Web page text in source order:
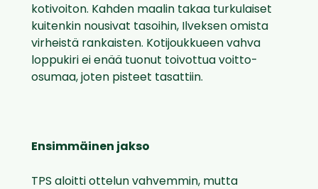
kotivoiton. Kahden maalin takaa turkulaiset
kuitenkin nousivat tasoihin, Ilveksen omista
virheistä rankaisten. Kotijoukkueen vahva
loppukiri ei enää tuonut toivottua voitto-
osumaa, joten pisteet tasattiin.
Ensimmäinen jakso
TPS aloitti ottelun vahvemmin, mutta